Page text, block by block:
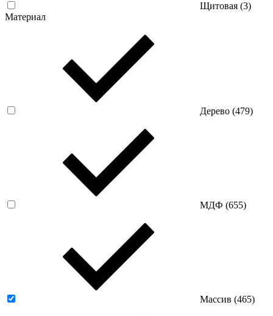
Щитовая (3)
Материал
Дерево (479)
МДФ (655)
Массив (465)